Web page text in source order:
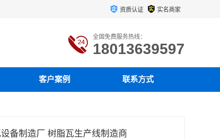
资质认证 实名商家
全国免费服务热线：
18013639597
客户案例 联系方式
备制造厂 树脂瓦生产线制造商